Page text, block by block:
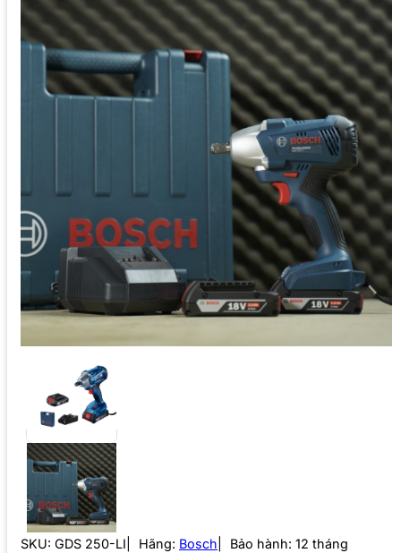
SKU: GDS 250-LI Hãng: Bosch Bảo hành: 12 tháng